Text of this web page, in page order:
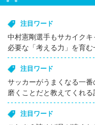
注目ワード
中村憲剛選手もサカイク
必要な「考える力」を育む
注目ワード
サッカーがうまくなる一
磨くことだと教えてくれる
注目ワード